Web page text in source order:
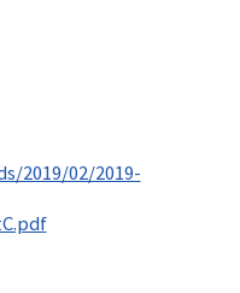
2019/02/2019-